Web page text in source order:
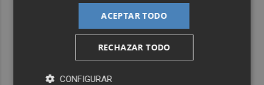
ACEPTAR TODO
RECHAZAR TODO
CONFIGURAR